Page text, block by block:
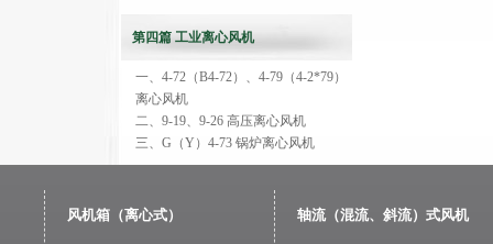
第四篇 工业离心风机
一、4-72（B4-72）、4-79（4-2*79）
离心风机
二、9-19、9-26 高压离心风机
三、G（Y）4-73 锅炉离心风机
风机箱（离心式） 轴流（混流、斜流）式风机